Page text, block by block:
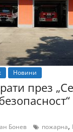
Новини
през
Бонев пожарна,